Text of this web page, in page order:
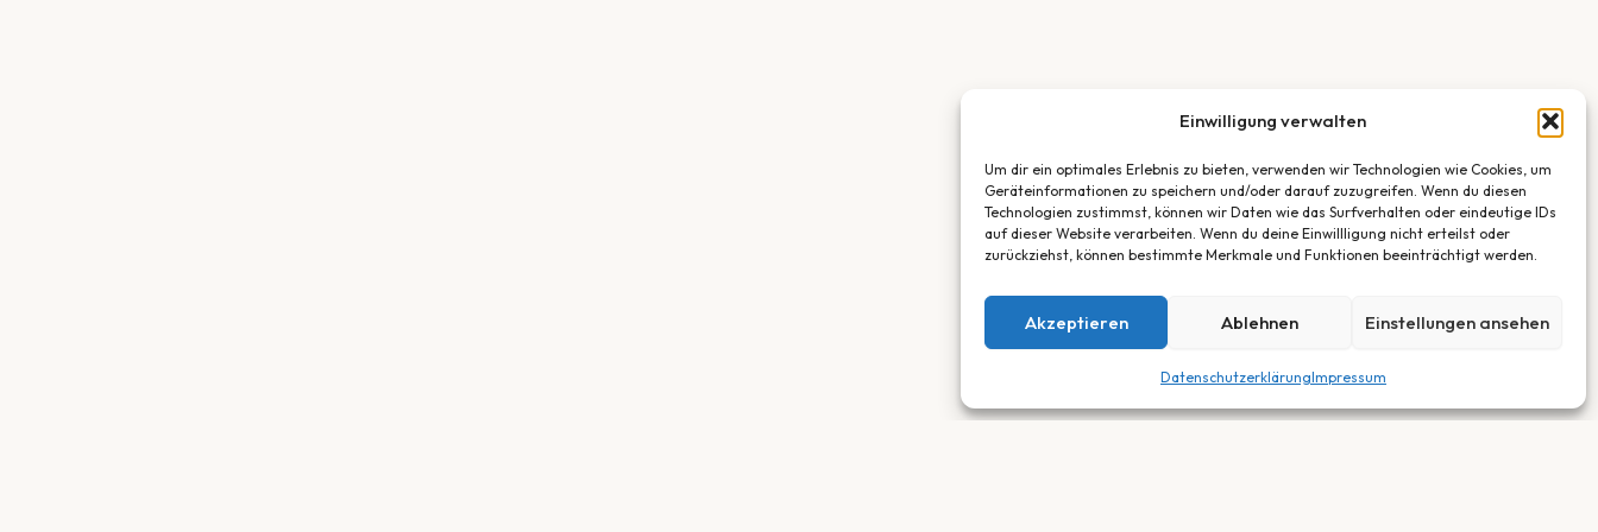
Einwilligung verwalten
Um dir ein optimales Erlebnis zu bieten, verwenden wir Technologien wie Cookies, um
Geräteinformationen zu speichern und/oder darauf zuzugreifen. Wenn du diesen
Technologien zustimmst, können wir Daten wie das Surfverhalten oder eindeutige IDs
auf dieser Website verarbeiten. Wenn du deine Einwillligung nicht erteilst oder
zurückziehst, können bestimmte Merkmale und Funktionen beeinträchtigt werden.
Akzeptieren Ablehnen Einstellungen ansehen
DatenschutzerklärungImpressum